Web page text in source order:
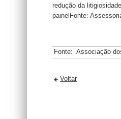
redução da
painelFonte:
Fonte: Associação
Voltar